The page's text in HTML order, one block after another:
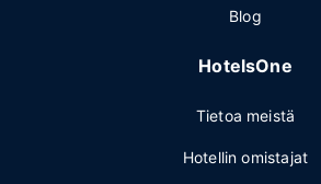
Blog
HotelsOne
Tietoa meistä
Hotellin omistajat